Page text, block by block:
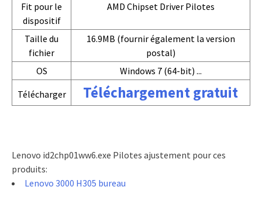
Fit pour le
dispositif
AMD Chipset Driver Pilotes
Taille du
fichier
16.9MB (fournir également la version
postal)
OS
Windows 7 (64-bit) ...
Télécharger
Téléchargement gratuit
Lenovo id2chp01ww6.exe Pilotes ajustement pour ces
produits:
Lenovo 3000 H305 bureau